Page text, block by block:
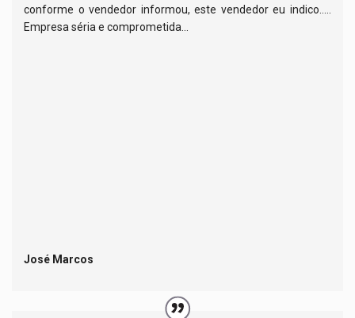
conforme o vendedor informou, este vendedor eu indico.....
Empresa séria e comprometida...
José Marcos